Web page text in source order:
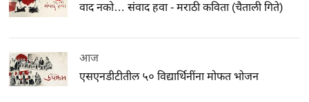
वाद नको… संवाद हवा - मराठी कविता (चैताली गिते)
आज
एसएनडीटीतील ५० विद्यार्थिनींना मोफत भोजन